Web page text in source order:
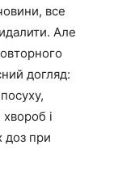
все
Але
догляд:
і
доз при